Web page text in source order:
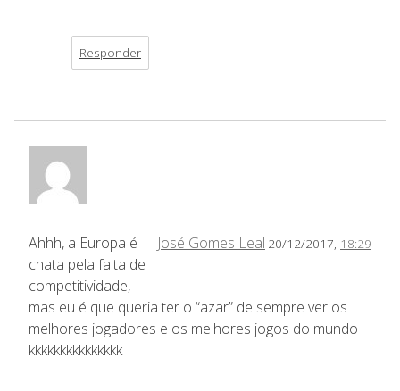
Responder
José Gomes Leal 20/12/2017, 18:29
Ahhh, a Europa é
chata pela falta de
competitividade,
mas eu é que queria ter o “azar” de sempre ver os
melhores jogadores e os melhores jogos do mundo
kkkkkkkkkkkkkkk